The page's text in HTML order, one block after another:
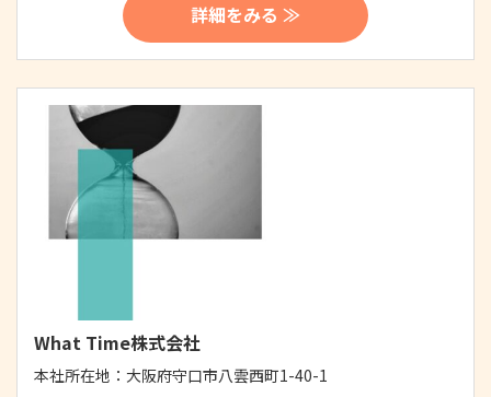
詳細をみる ≫
What Time株式会社
本社所在地： 大阪府守口市八雲西町1-40-1